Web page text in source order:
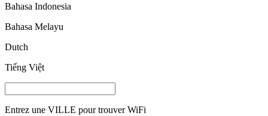
Bahasa Indonesia
Bahasa Melayu
Dutch
Tiếng Việt
Entrez une VILLE pour trouver WiFi